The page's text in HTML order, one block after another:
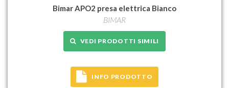
Bimar APO2 presa elettrica Bianco
BIMAR
VEDI PRODOTTI SIMILI
INFO PRODOTTO